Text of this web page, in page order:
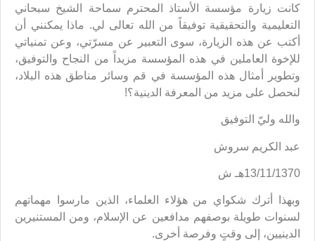
كانت زيارة مؤسسة الأستاذ المحترم سماحة الشيخ سبحاني
التعليمية والتحقيقية توفيقاً من الله تعالى لي. ماذا يمكنني أن
أكتب عن هذه الزيارة، سوى التعبير عن مسرّتي، وعن تمنياتي
للإخوة العاملين في هذه المؤسسة مزيداً من النجاح والتوفيق،
وتطوير أمثال هذه المؤسسة في قم وسائر مناطق هذه البلاد،
لنحصل على مزيد من المعرفة الدينية؟!
والله وليّ التوفيق
عبد الكريم سروش
13/11/1370هـ ش
وبهذا أترك شكواي من هؤلاء العلماء، الذين مارسوا مهماتهم
لسنوات طويلة بوصفهم مدافعين عن الإسلام، ومن المستنيرين
الدينيين، إلى وقتٍ وفرصة أخرى.